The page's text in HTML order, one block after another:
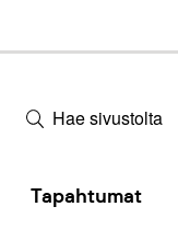
Hae sivustolta
Tapahtumat